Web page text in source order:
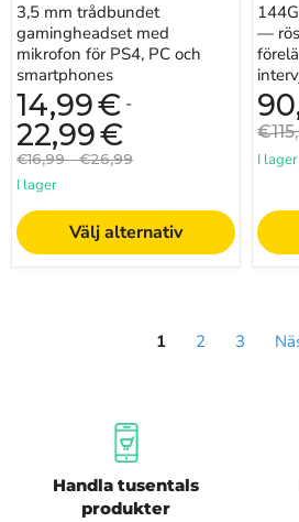
3,5 mm trådbundet
gamingheadset med
mikrofon för PS4, PC och
smartphones
14,99€ -
22,99€
Originalpris
€16,99 -Originalpris
€26,99
I lager
Välj alternativ
—
pris
I lager
1 2 3
Handla tusentals
produkter